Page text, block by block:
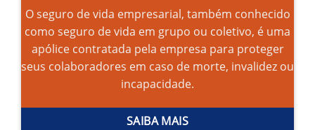
O seguro de vida empresarial, também conhecido
como seguro de vida em grupo ou coletivo, é uma
apólice contratada pela empresa para proteger
seus colaboradores em caso de morte, invalidez ou
incapacidade.
SAIBA MAIS